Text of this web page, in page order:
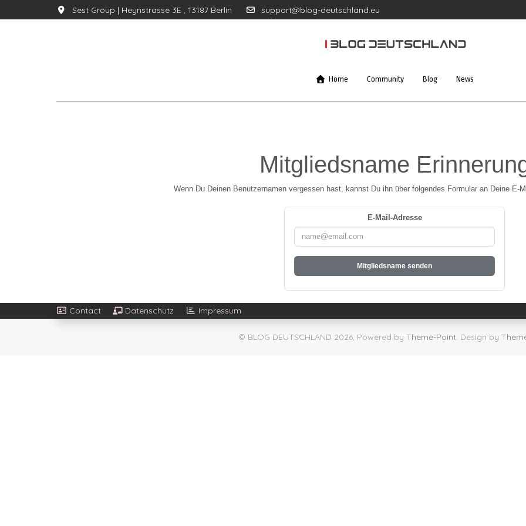
Sest Group | Heynstrasse 3E , 13187 Berlin support@blog-deutschland.eu
Home Community Blog News
Mitgliedsname
Wenn Du Deinen Benutzernamen vergessen hast, kannst Du ihn über folgendes Formular an Deine E-
E-Mail-Adresse
Mitgliedsname senden
Contact Datenschutz Impressum
© BLOG DEUTSCHLAND 2026, Powered by Theme-Point. Design by